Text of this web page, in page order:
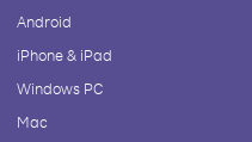
Android
iPhone & iPad
Windows PC
Mac